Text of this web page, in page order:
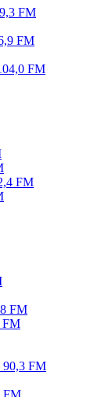
FM
FM
FM
FM
FM
FM
FM
FM